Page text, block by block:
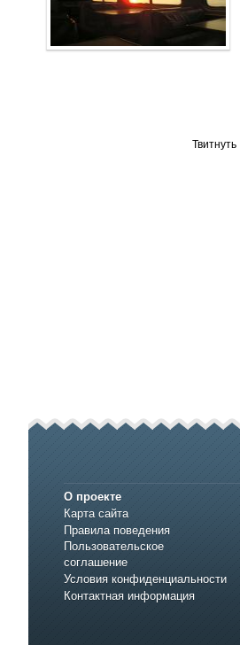
Твитнуть
О проекте
Карта сайта
Правила поведения
Пользовательское
соглашение
Условия конфиденциальности
Контактная информация